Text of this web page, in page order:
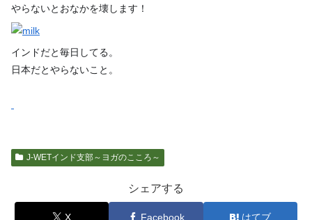
やらないとおなかを壊します！
インドだと毎日してる。
日本だとやらないこと。
J-WETインド支部～ヨガのこころ～
シェアする
X Facebook はてブ